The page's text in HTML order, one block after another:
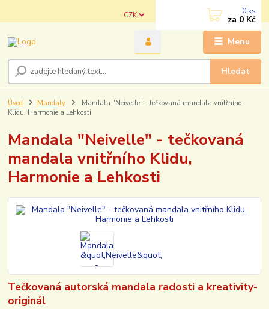
Menu
CZK
Hledat
0 ks
za 0 Kč
Úvod Mandaly
Mandala "Neivelle" - tečkovaná mandala vnitřního
Klidu, Harmonie a Lehkosti
Mandala "Neivelle" - tečkovaná
mandala vnitřního Klidu,
Harmonie a Lehkosti
Tečkovaná autorská mandala radosti a kreativity-
originál